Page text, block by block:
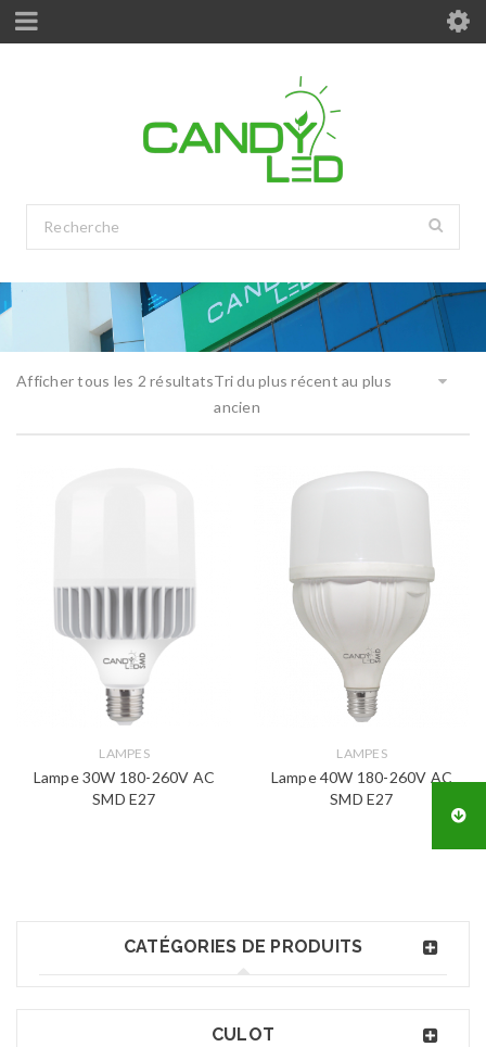
CATÉGORIES DE PRODUITS
CULOT
Afficher tous les 2 résultatsTri du plus récent au plus
ancien
LAMPES
Lampe 30W 180-260V AC
SMD E27
LAMPES
Lampe 40W 180-260V AC
SMD E27